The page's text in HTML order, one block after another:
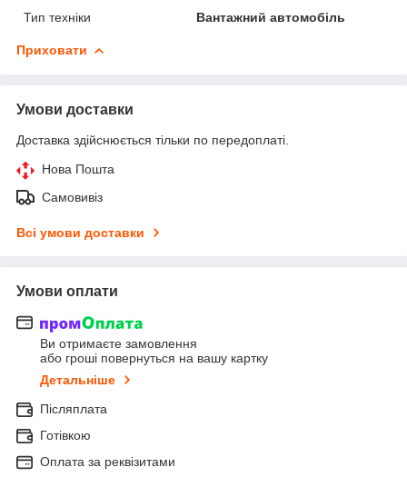
Тип техніки
Вантажний автомобіль
Приховати
Умови доставки
Доставка здійснюється тільки по передоплаті.
Нова Пошта
Самовивіз
Всі умови доставки
Умови оплати
Ви отримаєте замовлення
або гроші повернуться на вашу картку
Детальніше
Післяплата
Готівкою
Оплата за реквізитами